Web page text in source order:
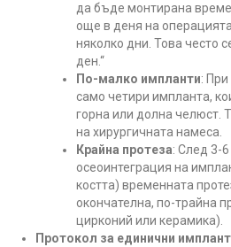
да бъде монтирана
още в деня на
няколко дни. Това често
ден.“
По-малко импланти:
само четири импланта,
горна или долна челюст.
на хирургичната намеса.
Крайна протеза: След 3-
осеоинтеграция на
костта) временната
окончателна, по-трайна
цирконий или керамика).
Протокол за единични